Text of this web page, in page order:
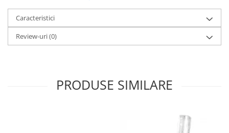
Caracteristici
Review-uri(0)
PRODUSE SIMILARE